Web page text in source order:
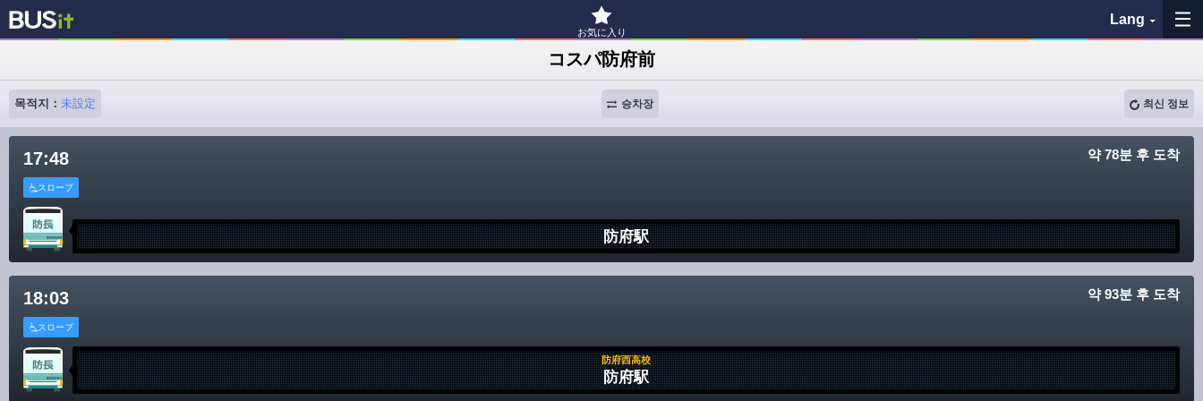
お気に入り
Lang
各バス会社リンク先
BUSit 이용 가이드
면책 사항
コスパ防府前
목적지： 未設定 최신 정보
승차장
17:48 약 78분 후 도착
スロープ
防府駅
18:03 약 93분 후 도착
スロープ
防府西高校
防府駅